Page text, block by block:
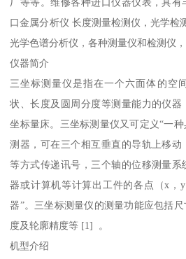
口金属分析仪 长度测量检测仪，光学检
光学色谱分析仪，各种测量仪和检测仪
仪器简介
三坐标测量仪是指在一个六面体的空
状、长度及圆周分度等测量能力的仪
坐标量床。三坐标测量仪又可定义“一
测器，可在三个相互垂直的导轨上移
等方式传递讯号，三个轴的位移测量
器或计算机等计算出工件的各点（x，
器”。三坐标测量仪的测量功能应包括
度及轮廓精度等 [1] 。
机型介绍